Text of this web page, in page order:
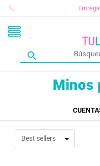

Minos